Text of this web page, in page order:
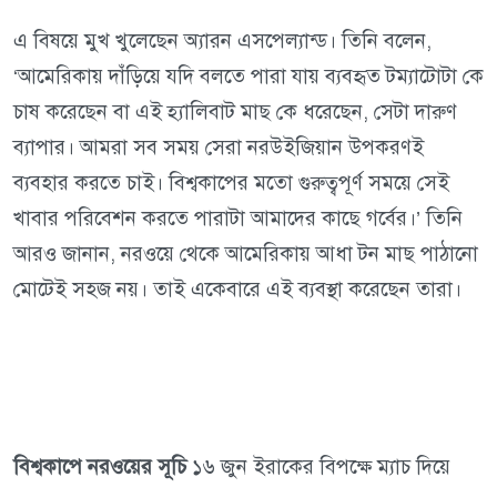
এ বিষয়ে মুখ খুলেছেন অ্যারন এসপেল্যান্ড। তিনি বলেন,
‘আমেরিকায় দাঁড়িয়ে যদি বলতে পারা যায় ব্যবহৃত টম্যাটোটা কে
চাষ করেছেন বা এই হ্যালিবাট মাছ কে ধরেছেন, সেটা দারুণ
ব্যাপার। আমরা সব সময় সেরা নরউইজিয়ান উপকরণই
ব্যবহার করতে চাই। বিশ্বকাপের মতো গুরুত্বপূর্ণ সময়ে সেই
খাবার পরিবেশন করতে পারাটা আমাদের কাছে গর্বের।’ তিনি
আরও জানান, নরওয়ে থেকে আমেরিকায় আধা টন মাছ পাঠানো
মোটেই সহজ নয়। তাই একেবারে এই ব্যবস্থা করেছেন তারা।
বিশ্বকাপে নরওয়ের সূচি১৬ জুন ইরাকের বিপক্ষে ম্যাচ দিয়ে